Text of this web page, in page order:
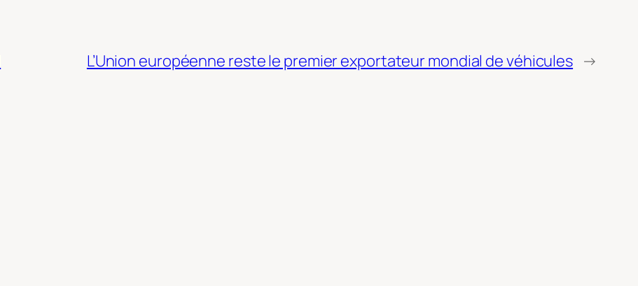
L’Union européenne reste le premier exportateur mondial de véhicules →